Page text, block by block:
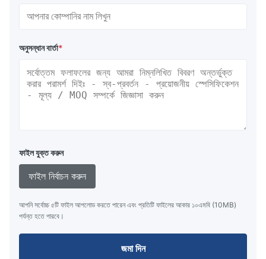
অনুসন্ধান বার্তা*
ফাইল যুক্ত করুন
ফাইল নির্বাচন করুন
আপনি সর্বোচ্চ ৫টি ফাইল আপলোড করতে পারেন এবং প্রতিটি ফাইলের আকার ১০এমবি (10MB)
পর্যন্ত হতে পারবে।
জমা দিন